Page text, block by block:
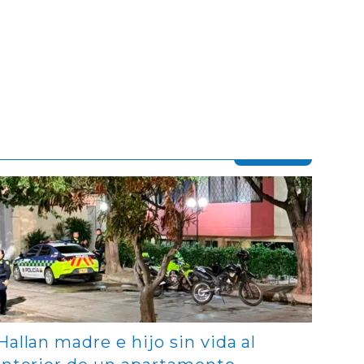
multimedia principal
madre e hijo sin vida al